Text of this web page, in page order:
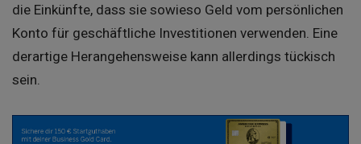
die Einkünfte, dass sie sowieso Geld vom persönlichen
Konto für geschäftliche Investitionen verwenden. Eine
derartige Herangehensweise kann allerdings tückisch
sein.